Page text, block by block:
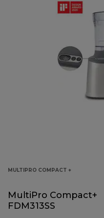
MULTIPRO COMPACT +
MultiPro Compact+
FDM313SS